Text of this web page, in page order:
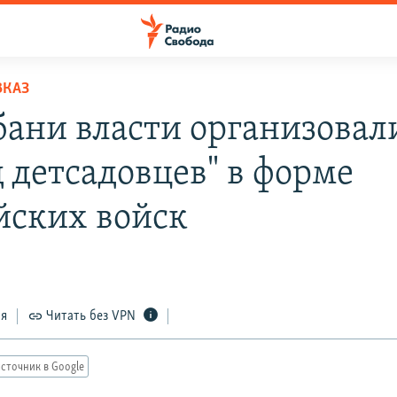
власти
детсадовцев" в форме
войск
Читать без VPN
в Google